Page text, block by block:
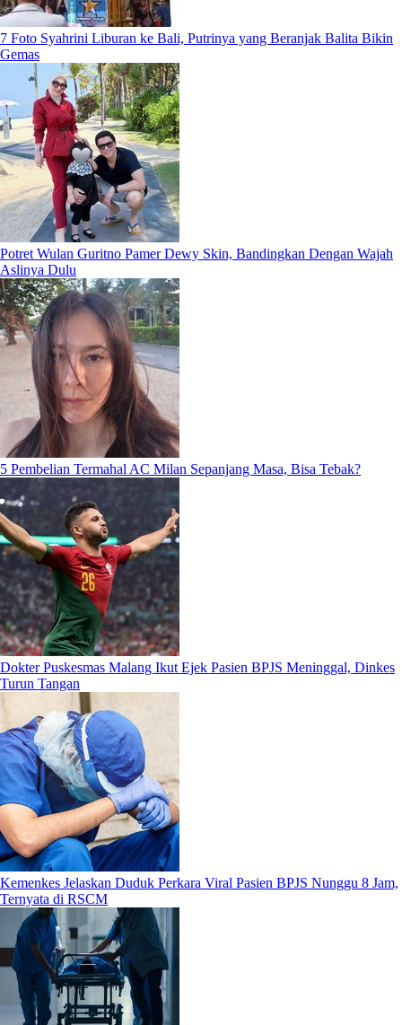
7 Foto Syahrini Liburan ke Bali, Putrinya yang Beranjak Balita Bikin
Gemas
Potret Wulan Guritno Pamer Dewy Skin, Bandingkan Dengan Wajah
Aslinya Dulu
5 Pembelian Termahal AC Milan Sepanjang Masa, Bisa Tebak?
Dokter Puskesmas Malang Ikut Ejek Pasien BPJS Meninggal, Dinkes
Turun Tangan
Kemenkes Jelaskan Duduk Perkara Viral Pasien BPJS Nunggu 8 Jam,
Ternyata di RSCM